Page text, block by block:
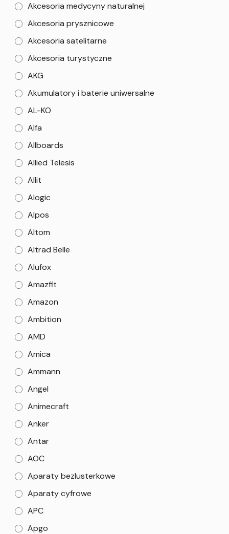
Akcesoria medycyny naturalnej
Akcesoria prysznicowe
Akcesoria satelitarne
Akcesoria turystyczne
AKG
Akumulatory i baterie uniwersalne
AL-KO
Alfa
Allboards
Allied Telesis
Allit
Alogic
Alpos
Altom
Altrad Belle
Alufox
Amazfit
Amazon
Ambition
AMD
Amica
Ammann
Angel
Animecraft
Anker
Antar
AOC
Aparaty bezlusterkowe
Aparaty cyfrowe
APC
Apgo